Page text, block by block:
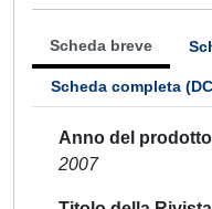
Scheda breve
Scheda completa
Anno del prodotto
2007